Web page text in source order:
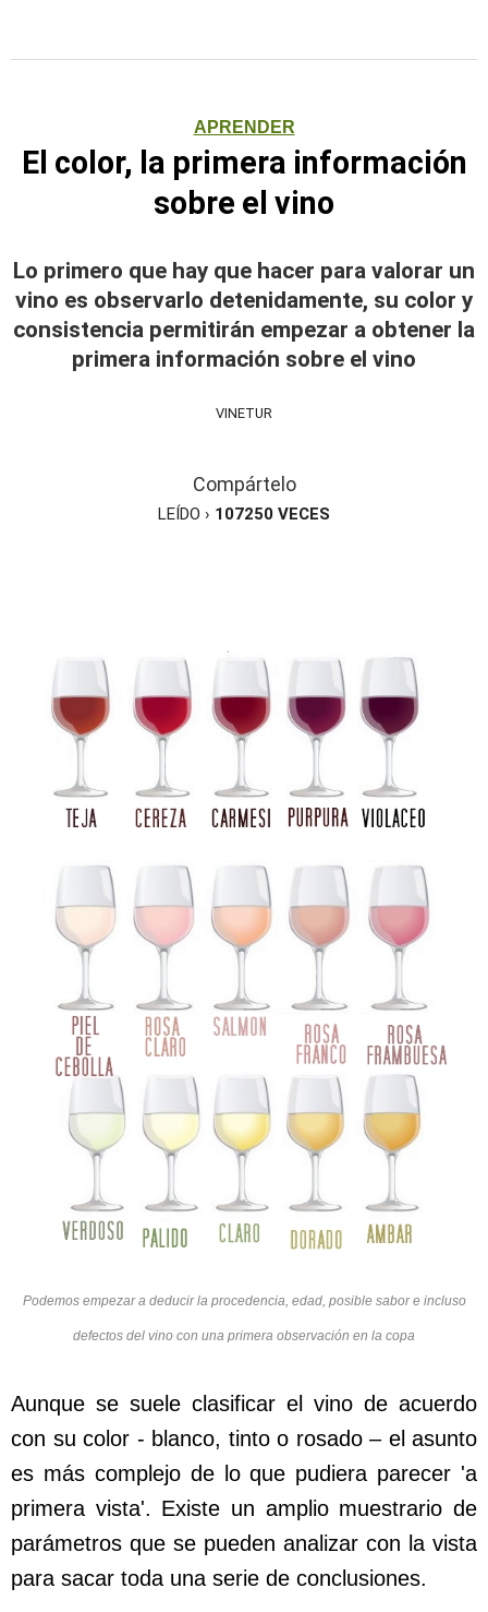
APRENDER
El color, la primera información
sobre el vino
Lo primero que hay que hacer para valorar un
vino es observarlo detenidamente, su color y
consistencia permitirán empezar a obtener la
primera información sobre el vino
VINETUR
Compártelo
LEÍDO › 107250 VECES
Podemos empezar a deducir la procedencia, edad, posible sabor e incluso
defectos del vino con una primera observación en la copa
Aunque se suele clasificar el vino de acuerdo
con su color - blanco, tinto o rosado – el asunto
es más complejo de lo que pudiera parecer 'a
primera vista'. Existe un amplio muestrario de
parámetros que se pueden analizar con la vista
para sacar toda una serie de conclusiones.